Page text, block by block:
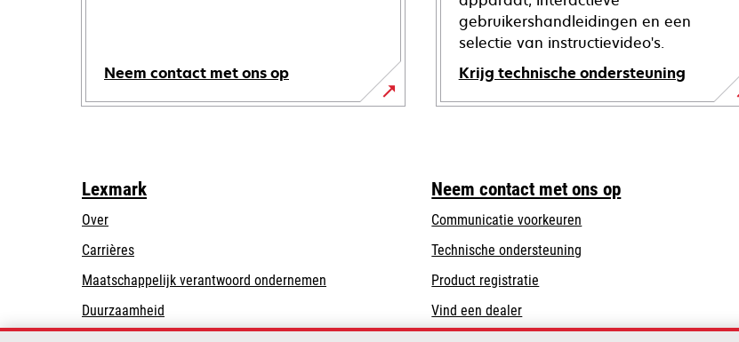
Neem contact met ons op
gebruikershandleidingen en een
selectie van instructievideo's.
Krijg technische ondersteuning
opens
tab
Lexmark
Over
Carrières
Maatschappelijk verantwoord ondernemen
Duurzaamheid
Neem contact met ons op
Communicatie voorkeuren
Technische ondersteuning
tab
Product registratie
Vind een dealer